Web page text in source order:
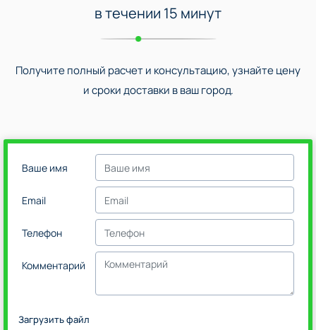
в течении 15 минут
Получите полный расчет и консультацию, узнайте цену
и сроки доставки в ваш город.
Ваше имя
Email
Телефон
Комментарий
Загрузить файл